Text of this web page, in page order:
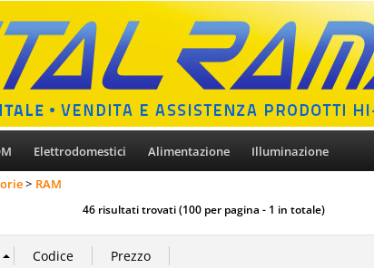
Elettrodomestici Alimentazione Illuminazione
RAM
46 risultati trovati (100 per pagina - 1 in totale)